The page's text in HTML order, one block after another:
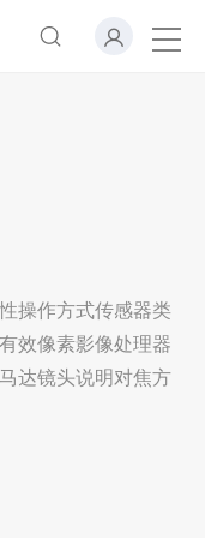
操作方式传感器类
效像素影像处理器
达镜头说明对焦方